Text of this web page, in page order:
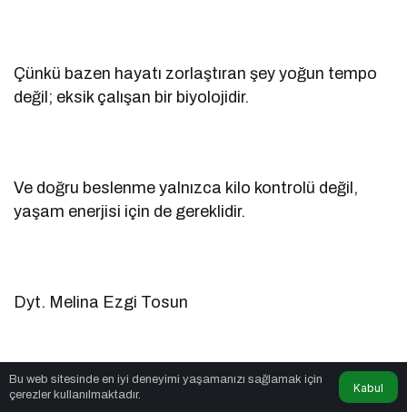
Çünkü bazen hayatı zorlaştıran şey yoğun tempo
değil; eksik çalışan bir biyolojidir.
Ve doğru beslenme yalnızca kilo kontrolü değil,
yaşam enerjisi için de gereklidir.
Dyt. Melina Ezgi Tosun
Kaynakça
Bu web sitesinde en iyi deneyimi yaşamanızı sağlamak için
çerezler kullanılmaktadır.
Kabul